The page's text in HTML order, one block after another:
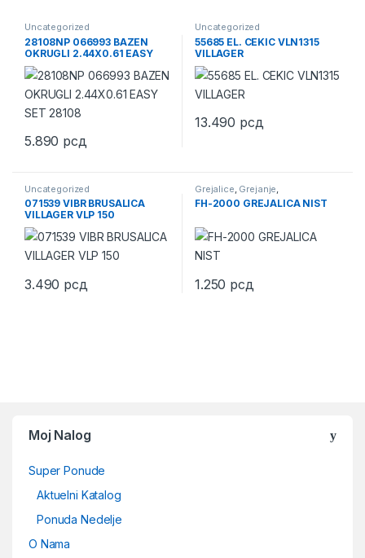
Uncategorized
28108NP 066993 BAZEN
OKRUGLI 2.44X0.61 EASY
SET 28108
5.890 рсд
Uncategorized
55685 EL. CEKIC VLN1315
VILLAGER
13.490 рсд
Uncategorized
071539 VIBR BRUSALICA
VILLAGER VLP 150
3.490 рсд
Grejalice Grejanje
Uncategorized
FH-2000 GREJALICA NIST
1.250 рсд
Moj Nalog
Super Ponude
Aktuelni Katalog
Ponuda Nedelje
O Nama